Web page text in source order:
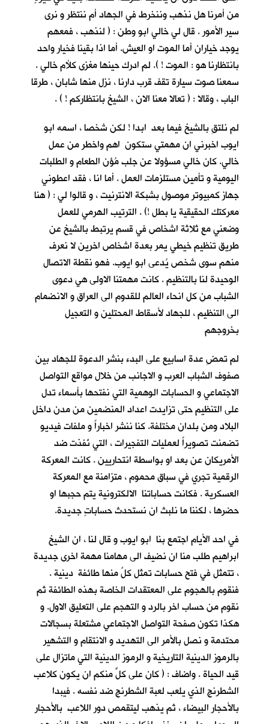
من أمرنا هل نذهب وننخرط في الجهاد أم ننتظر و نرى
سير الأمور . قال لي خالي ابو وطن : ( لنذهب ، فمعهم
يوجد خياران أما الموت او العيش. أما اذا بقينا فخيار واحد
بانتظارنا هو : الموت ! ). لم ادرك حينها مغزى كلأم خالي .
سمعنا صوت سيارة تقف قرب دارنا ، نزل منها شابان ، طرقا
الباب ، وقالا : ( تعالا معنا الان ، الشيخ بانتظاركم ! ) .
لم نلتقِ بالشيخ فيما بعد ابدا ! لكن شخصا ، اسمه ابو
ايوب اخبرني ان مهمتي ستكون اهم واخطر من عمل
خالي. كان خالي مسؤولا عن جلب مُؤن الطعام و الطلبات
اليومية و تأمين مستلزمات العمل . أما انا ، فقد اعطوني
جهاز كمبيوتر موصول بشبكة الانترنيت ، و قالوا لي : ( هنا
معركتك الحقيقية يا بطل !) . الترتيب الهرمي للعمل
وضعني مع ثلاثة اشخاص في قسم يرتبط بالشيخ عن
طريق تنظيم خيطي يمر بعدة اشخاص اخرين لا نعرف
منهم سوى شخص يُدعى ابو ايوب. فهو نقطة الاتصال
الوحيدة لنا بالتنظيم . كانت مهمتنا الاولى هي دعوى
الشباب من كل انحاء العالم للقدوم الى العراق و الانضمام
الى التنظيم ، للجهاد لأسقاط المحتلين و التعجيل
بخروجهم
لم تمضِ عدة اسابيع على البدء بنشر الدعوة للجهاد بين
صفوف الشباب العرب و الاجانب من خلال مواقع التواصل
الاجتماعي و الحسابات الوهمية التي نفتحها بأسماء تدل
على التنظيم حتى تزايدت اعداد المنضمين من مدن داخل
البلاد ومن بلدان مختلفة. كنا ننشر اخباراً و ملفات فيديو
تضمنت تصويراً لعمليات التفجيرات ، التي نُفذت ضد
الأمريكان عن بعد او بواسطة انتحاريين . كانت المعركة
الرقمية تجري في سباق محموم ، متزامنة مع المعركة
العسكرية . فكانت حساباتنا الالكترونية يتم حجبها او
حضرها ، لكننا ما نلبث ان نستحدث حساباتٍ جديدة.
في احد الأيام اجتمع بنا ابو ايوب و قال لنا ، ان الشيخ
ابراهيم طلب منا ان نضيف الى مهامنا مهمة اخرى جديدة
، تتمثل في فتح حسابات تمثل كلٌ منها طائفة دينية .
فنقوم بالهجوم على المعتقدات الخاصة بهذه الطائفة ثم
نقوم من حساب اخر بالرد و التهجم على التعليق الاول. و
هكذا تكون صفحة التواصل الاجتماعي مشتعلة بسجالات
محتدمة و نصل بالأمر الى التهديد و الانتقام و التشهير
بالرموز الدينية التاريخية و الرموز الدينية التي ماتزال على
قيد الحياة . واضاف : ( كان على كلٍّ منكم ان يكون كلاعب
الشطرنج الذي يلعب لعبة الشطرنج ضد نفسه . فيبدا
بالأحجار البيضاء ، ثم يذهب ليتقمص دور اللاعب بالأحجار